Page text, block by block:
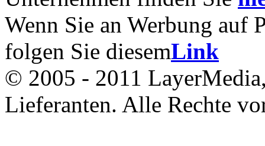
Wenn Sie an Werbung auf
folgen Sie diesemLink
© 2005 - 2011
Lieferanten. Alle Rechte